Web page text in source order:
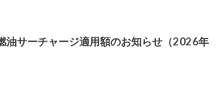
油サーチャージ適用額のお知らせ（2026年